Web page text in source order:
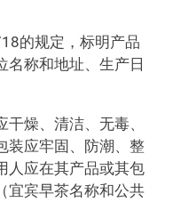
的规定，标明产品
名称和地址、生产日
燥、清洁、无毒、
装应牢固、防潮、整
人应在其产品或其包
宜宾早茶名称和公共